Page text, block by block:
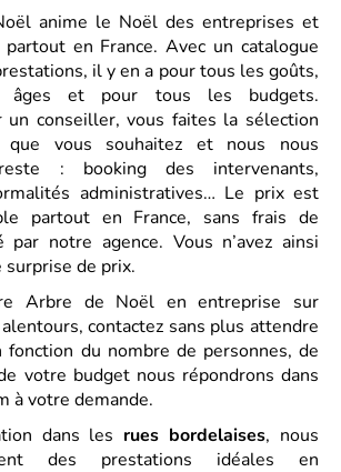
anime le Noël des entreprises et
en France. Avec un catalogue
il y en a pour tous les goûts,
et pour tous les budgets.
un conseiller, vous faites la sélection
que vous souhaitez et nous nous
: booking des intervenants,
administratives… Le prix est
partout en France, sans frais de
par notre agence. Vous n’avez ainsi
surprise de prix.
Arbre de Noël en entreprise sur
contactez sans plus attendre
fonction du nombre de personnes, de
votre budget nous répondrons dans
à votre demande.
dans les rues bordelaises, nous
des prestations idéales en